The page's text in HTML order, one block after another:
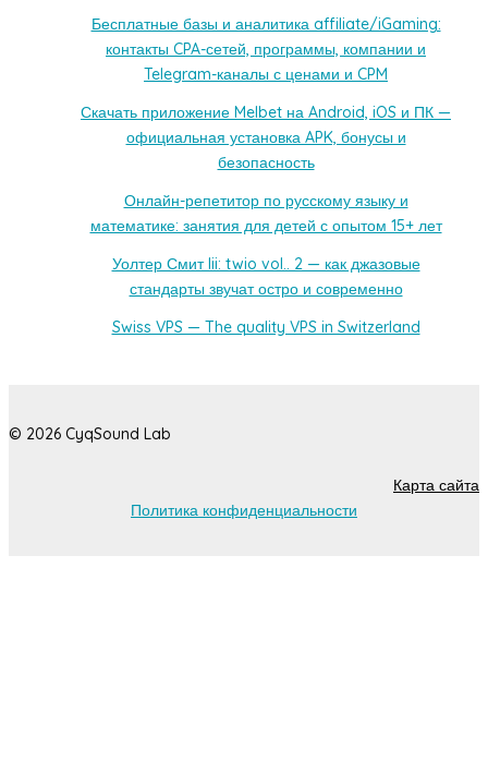
Бесплатные базы и аналитика affiliate/iGaming:
контакты CPA-сетей, программы, компании и
Telegram-каналы с ценами и CPM
Скачать приложение Melbet на Android, iOS и ПК —
официальная установка APK, бонусы и
безопасность
Онлайн-репетитор по русскому языку и
математике: занятия для детей с опытом 15+ лет
Уолтер Смит Iii: twio vol.. 2 — как джазовые
стандарты звучат остро и современно
Swiss VPS — The quality VPS in Switzerland
© 2026 CyqSound Lab
Карта сайта
Политика конфиденциальности